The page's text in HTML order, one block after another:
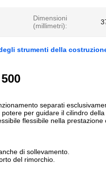
Dimensioni
(millimetri):
strumenti della
separati
per guidare il cilindro della
flessibile nella prestazione
di sollevamento.
del rimorchio.